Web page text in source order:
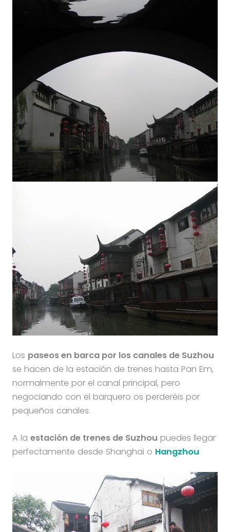
Los paseos en barca por los canales de Suzhou
se hacen de la estación de trenes hasta Pan Em,
normalmente por el canal principal, pero
negociando con el barquero os perderéis por
pequeños canales.
A la estación de trenes de Suzhou puedes llegar
perfectamente desde Shanghai o Hangzhou